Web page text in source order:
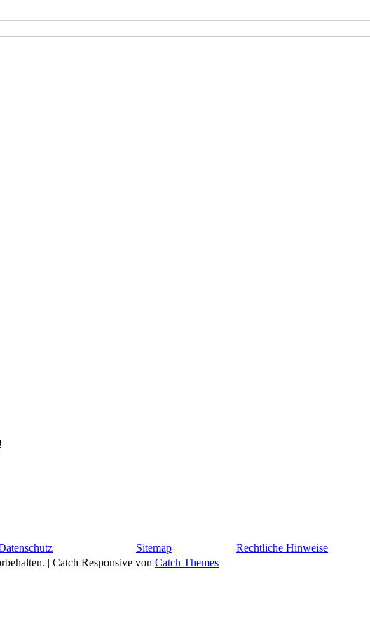
Sitemap Rechtliche Hinweise
| Catch Responsive von Catch Themes